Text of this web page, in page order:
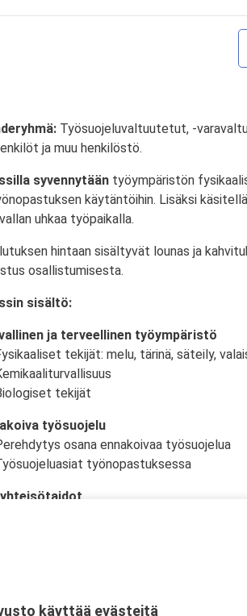
Työsuojeluvaltuutetut, -
ja muu henkilöstö.
syvennytään työympäristön
käytäntöihin. Lisäksi
uhkaa työpaikalla.
hintaan sisältyvät lounas ja
osallistumisesta.
sisältö:
ja terveellinen työympäristö
tekijät: melu, tärinä, säteily,
tekijät
työsuojelu
osana ennakoivaa työsuojelua
työnopastuksessa
väkivallan uhka työpaikalla
käyttää evästeitä